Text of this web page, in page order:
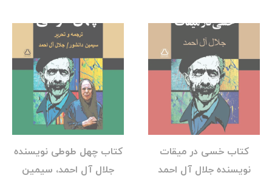
کتاب خسی در میقات
نویسنده جلال آل احمد
کتاب چهل طوطی نویسنده
جلال آل احمد، سیمین